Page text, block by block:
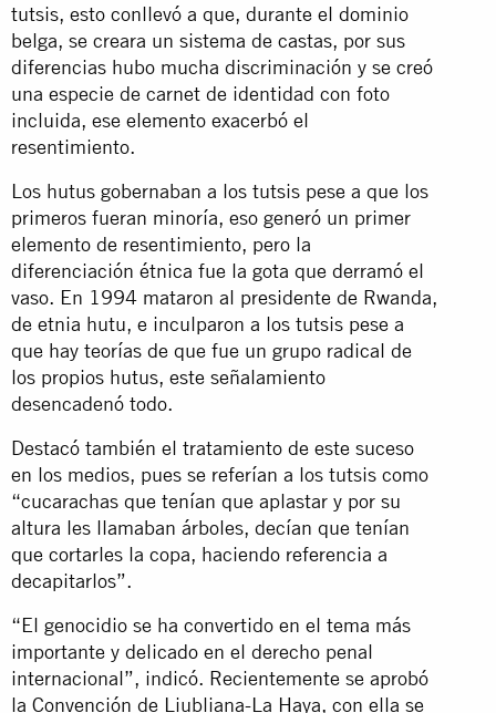
tutsis, esto conllevó a que, durante el dominio
belga, se creara un sistema de castas, por sus
diferencias hubo mucha discriminación y se creó
una especie de carnet de identidad con foto
incluida, ese elemento exacerbó el
resentimiento.
Los hutus gobernaban a los tutsis pese a que los
primeros fueran minoría, eso generó un primer
elemento de resentimiento, pero la
diferenciación étnica fue la gota que derramó el
vaso. En 1994 mataron al presidente de Rwanda,
de etnia hutu, e inculparon a los tutsis pese a
que hay teorías de que fue un grupo radical de
los propios hutus, este señalamiento
desencadenó todo.
Destacó también el tratamiento de este suceso
en los medios, pues se referían a los tutsis como
“cucarachas que tenían que aplastar y por su
altura les llamaban árboles, decían que tenían
que cortarles la copa, haciendo referencia a
decapitarlos”.
“El genocidio se ha convertido en el tema más
importante y delicado en el derecho penal
internacional”, indicó. Recientemente se aprobó
la Convención de Liubliana-La Haya, con ella se